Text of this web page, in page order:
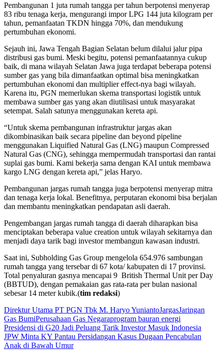
Pembangunan 1 juta rumah tangga per tahun berpotensi menyerap
83 ribu tenaga kerja, mengurangi impor LPG 144 juta kilogram per
tahun, pemanfaatan TKDN hingga 70%, dan mendukung
pertumbuhan ekonomi.
Sejauh ini, Jawa Tengah Bagian Selatan belum dilalui jalur pipa
distribusi gas bumi. Meski begitu, potensi pemanfaatannya cukup
baik, di mana wilayah Selatan Jawa juga terdapat beberapa potensi
sumber gas yang bila dimanfaatkan optimal bisa meningkatkan
pertumbuhan ekonomi dan multiplier effect-nya bagi wilayah.
Karena itu, PGN memerlukan skema transportasi logistik untuk
membawa sumber gas yang akan diutilisasi untuk masyarakat
setempat. Salah satunya menggunakan kereta api.
“Untuk skema pembangunan infrastruktur jargas akan
dikombinasikan baik secara pipeline dan beyond pipeline
menggunakan Liquified Natural Gas (LNG) maupun Compressed
Natural Gas (CNG), sehingga mempermudah transportasi dan rantai
suplai gas bumi. Kami bekerja sama dengan KAI untuk membawa
kargo LNG dengan kereta api,” jelas Haryo.
Pembangunan jargas rumah tangga juga berpotensi menyerap mitra
dan tenaga kerja lokal. Benefitnya, perputaran ekonomi bisa berjalan
dan membantu meningkatkan pendapatan asli daerah.
Pengembangan jargas rumah tangga di daerah diharapkan bisa
menciptakan beberapa value creation untuk wilayah sekitarnya dan
menjadi daya tarik bagi investor membangun kawasan industri.
Saat ini, Subholding Gas Group mengelola 654.976 sambungan
rumah tangga yang tersebar di 67 kota/ kabupaten di 17 provinsi.
Total penyaluran gasnya mencapai 9 British Thermal Unit per Day
(BBTUD), dengan pemakaian gas rata-rata per bulan nasional
sebesar 14 meter kubik.(tim redaksi)
Direktur Utama PT PGN Tbk M. Haryo YuniantoJargasJaringan
Gas BumiPerusahaan Gas Negaraprogram bauran energi
Navigasi
pos
Presidensi di G20 Jadi Peluang Tarik Investor Masuk Indonesia
JPW Minta KY Pantau Persidangan Kasus Dugaan Pencabulan
Anak di Bawah Umur